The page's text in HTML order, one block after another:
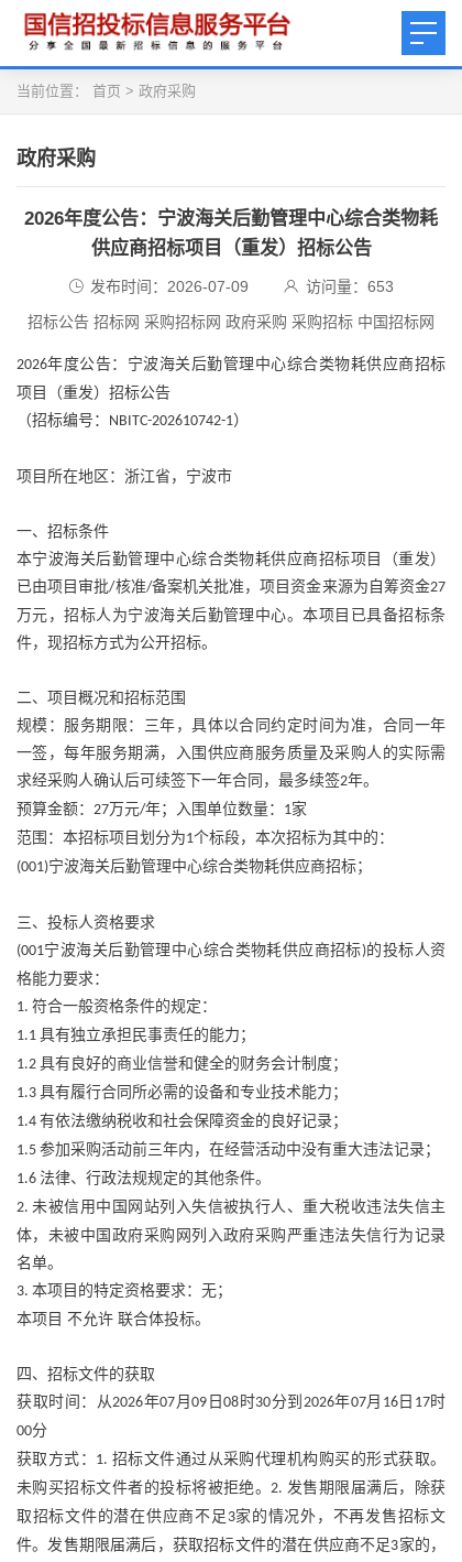
当前位置： 首页 > 政府采购
政府采购
2026年度公告：宁波海关后勤管理中心综合类物耗
供应商招标项目（重发）招标公告
发布时间：2026-07-09 访问量： 653
招标公告 招标网 采购招标网 政府采购 采购招标 中国招标网
2026年度公告：宁波海关后勤管理中心综合类物耗供应商招标
项目（重发）招标公告
（招标编号： NBITC-202610742-1）
项目所在地区：浙江省，宁波市
一、招标条件
本宁波海关后勤管理中心综合类物耗供应商招标项目（重发）
已由项目审批/核准/备案机关批准，项目资金来源为自筹资金27
万元，招标人为宁波海关后勤管理中心。本项目已具备招标条
件，现招标方式为公开招标。
二、项目概况和招标范围
规模：服务期限：三年，具体以合同约定时间为准，合同一年
一签，每年服务期满，入围供应商服务质量及采购人的实际需
求经采购人确认后可续签下一年合同，最多续签2年。
预算金额： 27万元/年；入围单位数量： 1家
范围：本招标项目划分为1个标段，本次招标为其中的：
(001)宁波海关后勤管理中心综合类物耗供应商招标；
三、投标人资格要求
(001宁波海关后勤管理中心综合类物耗供应商招标)的投标人资
格能力要求：
1. 符合一般资格条件的规定：
1.1 具有独立承担民事责任的能力；
1.2 具有良好的商业信誉和健全的财务会计制度；
1.3 具有履行合同所必需的设备和专业技术能力；
1.4 有依法缴纳税收和社会保障资金的良好记录；
1.5 参加采购活动前三年内，在经营活动中没有重大违法记录；
1.6 法律、行政法规规定的其他条件。
2.未被信用中国网站列入失信被执行人、重大税收违法失信主
体，未被中国政府采购网列入政府采购严重违法失信行为记录
名单。
3. 本项目的特定资格要求：无；
本项目 不允许 联合体投标。
四、招标文件的获取
获取时间：从2026年07月 09 日 08 时30分到 2026年07月 16日 17时
00分
获取方式： 1. 招标文件通过从采购代理机构购买的形式获取。
未购买招标文件者的投标将被拒绝。2. 发售期限届满后，除获
取招标文件的潜在供应商不足 3家的情况外，不再发售招标文
件。发售期限届满后，获取招标文件的潜在供应商不足3家的，